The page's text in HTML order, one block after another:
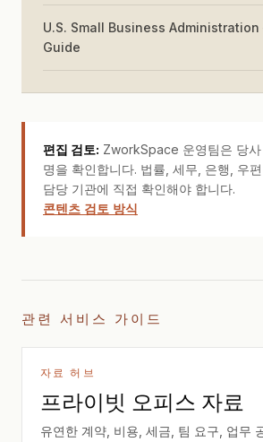
U.S. Small Business
Guide
편집 검토: ZworkSpace 운영팀은 당사
명을 확인합니다. 법률, 세무, 은행, 우
담당 기관에 직접 확인해야 합니다.
콘텐츠 검토 방식
관련 서비스 가이드
자료 허브
프라이빗 오피스 자료
유연한 계약, 비용, 세금, 팀 요구, 업무